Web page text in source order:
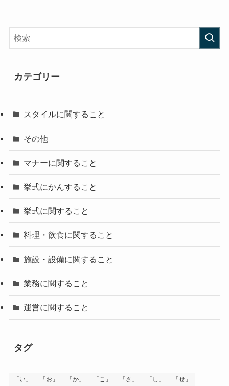
カテゴリー
スタイルに関すること
その他
マナーに関すること
挙式にかんすること
挙式に関すること
料理・飲食に関すること
施設・設備に関すること
業務に関すること
運営に関すること
タグ
「い」 「お」 「か」 「こ」 「さ」 「し」 「せ」